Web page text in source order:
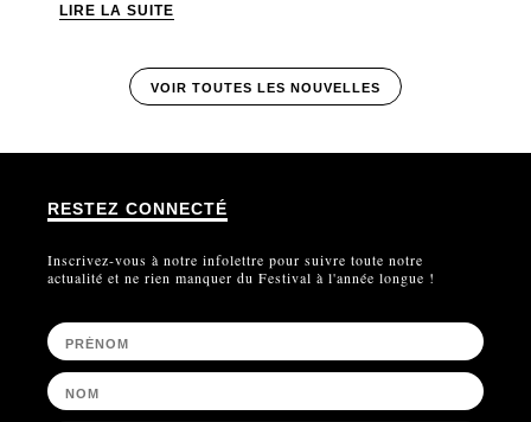
LIRE LA SUITE
VOIR TOUTES LES NOUVELLES
RESTEZ CONNECTÉ
Inscrivez-vous à notre infolettre pour suivre toute notre
actualité et ne rien manquer du Festival à l'année longue !